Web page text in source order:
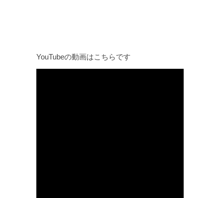
YouTubeの動画はこちらです